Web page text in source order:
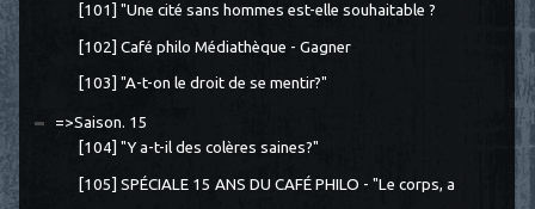
[101] "Une cité sans hommes est-elle souhaitable ?
[102] Café philo Médiathèque - Gagner
[103] "A-t-on le droit de se mentir?"
=>Saison. 15
[104] "Y a-t-il des colères saines?"
[105] SPÉCIALE 15 ANS DU CAFÉ PHILO - "Le corps, a